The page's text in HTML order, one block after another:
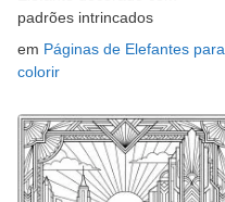
padrões intrincados
em Páginas de Elefantes para
colorir